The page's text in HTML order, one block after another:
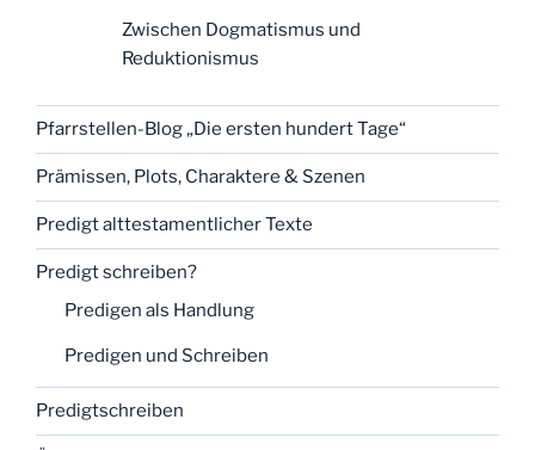
Zwischen Dogmatismus und
Reduktionismus
Pfarrstellen-Blog „Die ersten hundert Tage“
Prämissen, Plots, Charaktere & Szenen
Predigt alttestamentlicher Texte
Predigt schreiben?
Predigen als Handlung
Predigen und Schreiben
Predigtschreiben